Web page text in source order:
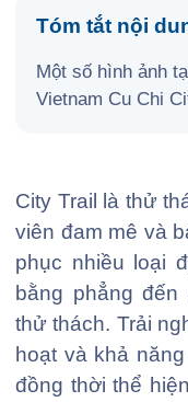
Tóm tắt nội
Một số hình ảnh
Vietnam Cu Chi
City Trail là thử
viên đam mê và
phục nhiều loại
bằng phẳng đến
thử thách. Trải
hoạt và khả
đồng thời thể